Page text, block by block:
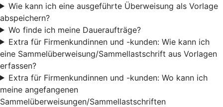
Wie kann ich eine ausgeführte Überweisung als Vorlage
abspeichern?
Wo finde ich meine Daueraufträge?
Extra für Firmenkundinnen und -kunden: Wie kann ich
eine Sammelüberweisung/Sammellastschrift aus Vorlagen
erfassen?
Extra für Firmenkundinnen und -kunden: Wo kann ich
meine angefangenen
Sammelüberweisungen/Sammellastschriften